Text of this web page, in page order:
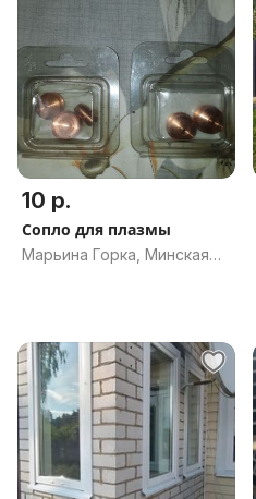
10 р.
Сопло для плазмы
Марьина Горка, Минская